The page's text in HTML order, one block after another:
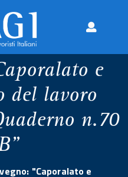
e
del lavoro
n.70
"Caporalato e